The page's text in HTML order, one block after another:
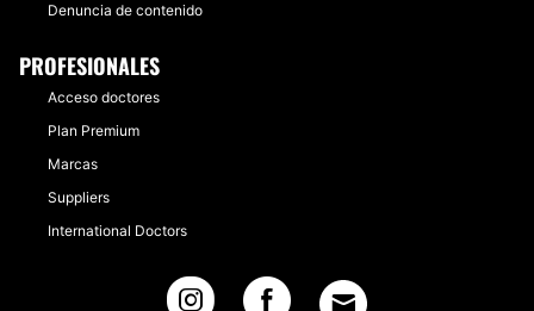
Denuncia de contenido
PROFESIONALES
Acceso doctores
Plan Premium
Marcas
Suppliers
International Doctors